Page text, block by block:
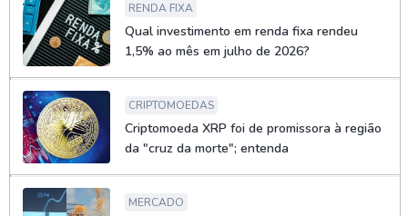
RENDA FIXA
Qual investimento em renda fixa rendeu
1,5% ao mês em julho de 2026?
CRIPTOMOEDAS
Criptomoeda XRP foi de promissora à região
da "cruz da morte"; entenda
MERCADO